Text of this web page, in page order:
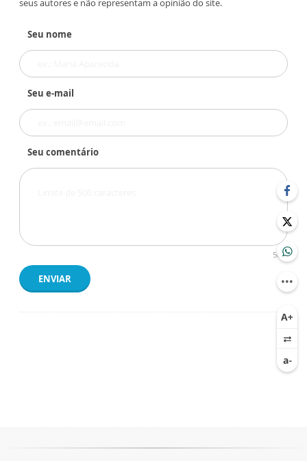
seus autores e não representam a opinião do site.
Seu nome
Seu e-mail
Seu comentário
500
ENVIAR